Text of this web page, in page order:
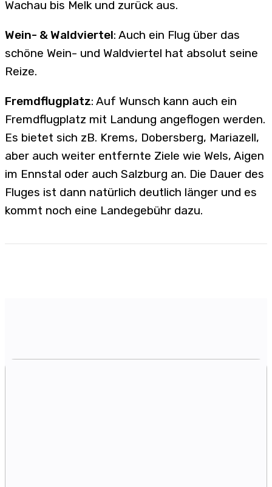
Wachau bis Melk und zurück aus.
Wein- & Waldviertel: Auch ein Flug über das
schöne Wein- und Waldviertel hat absolut seine
Reize.
Fremdflugplatz: Auf Wunsch kann auch ein
Fremdflugplatz mit Landung angeflogen werden.
Es bietet sich zB. Krems, Dobersberg, Mariazell,
aber auch weiter entfernte Ziele wie Wels, Aigen
im Ennstal oder auch Salzburg an. Die Dauer des
Fluges ist dann natürlich deutlich länger und es
kommt noch eine Landegebühr dazu.